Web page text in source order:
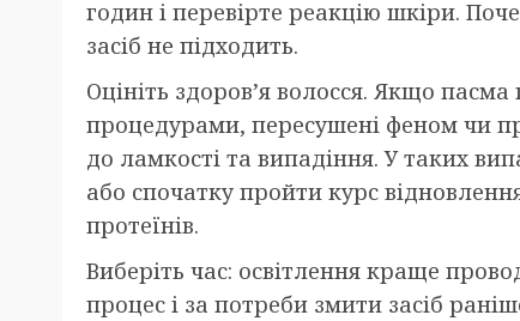
годин і перевірте реакцію шкіри.
засіб не підходить.
Оцініть здоров’я волосся. Якщо
процедурами, пересушені феном чи
до ламкості та випадіння. У таких
або спочатку пройти курс
протеїнів.
Виберіть час: освітлення краще
процес і за потреби змити засіб